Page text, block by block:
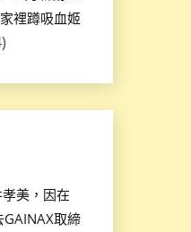
裡蹲吸血姬
美，因在
取締